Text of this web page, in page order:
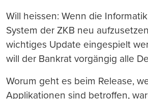
Will heissen: Wenn die
System der ZKB neu
wichtiges Update eingespielt
will der Bankrat vorgängig alle
Worum geht es beim Release,
Applikationen sind betroffen,